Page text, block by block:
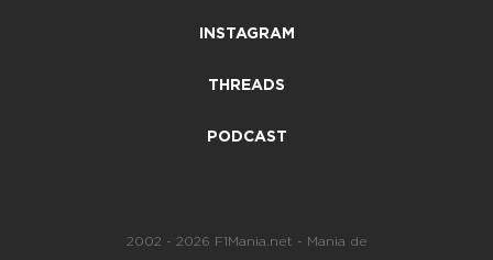
INSTAGRAM
THREADS
PODCAST
2002 - 2026 F1Mania.net - Mania de